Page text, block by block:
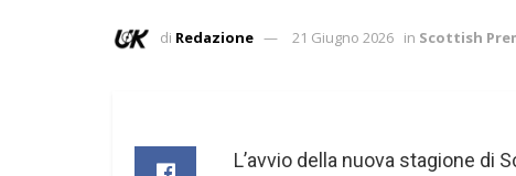
di Redazione 21 Giugno 2026 in Scottish
L’avvio della nuova stagione di